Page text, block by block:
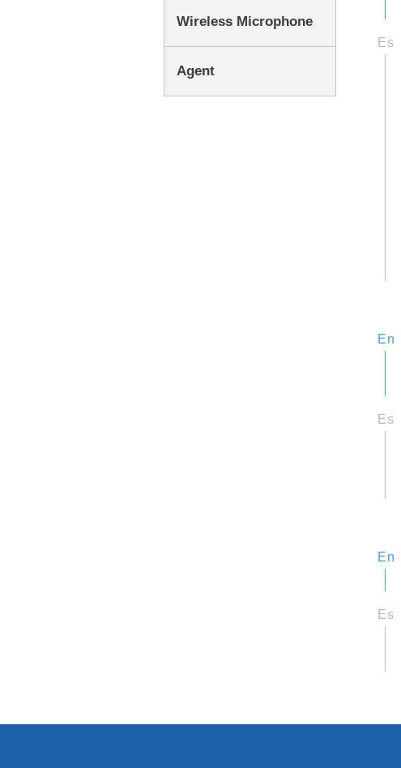
Wireless Microphone
Agent